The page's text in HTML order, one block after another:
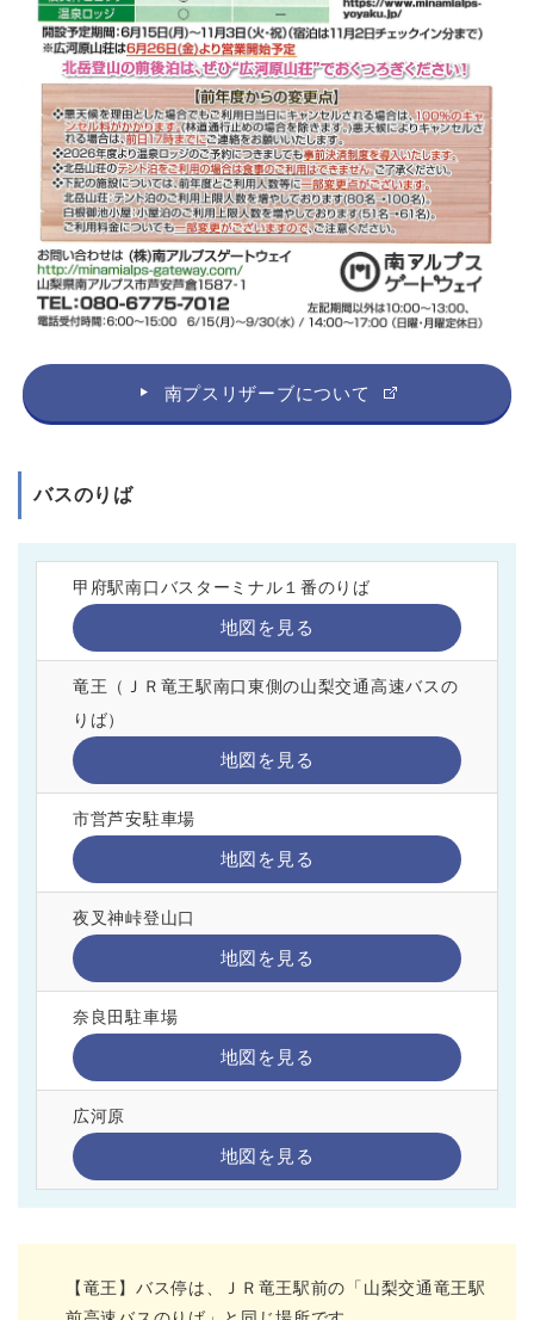
南プスリザーブについて
バスのりば
甲府駅南口バスターミナル１番のりば
地図を見る
竜王（ＪＲ竜王駅南口東側の山梨交通高速バスの
りば）
地図を見る
市営芦安駐車場
地図を見る
夜叉神峠登山口
地図を見る
奈良田駐車場
地図を見る
広河原
地図を見る
【竜王】バス停は、ＪＲ竜王駅前の「山梨交通竜王駅